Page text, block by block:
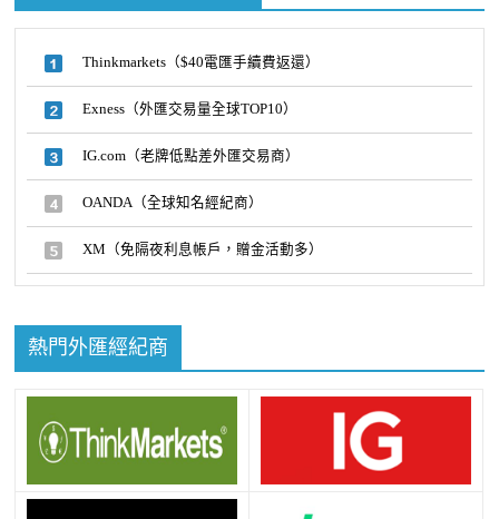
Thinkmarkets（$40電匯手續費返還）
Exness（外匯交易量全球TOP10）
IG.com（老牌低點差外匯交易商）
OANDA（全球知名經紀商）
XM（免隔夜利息帳戶，贈金活動多）
熱門外匯經紀商